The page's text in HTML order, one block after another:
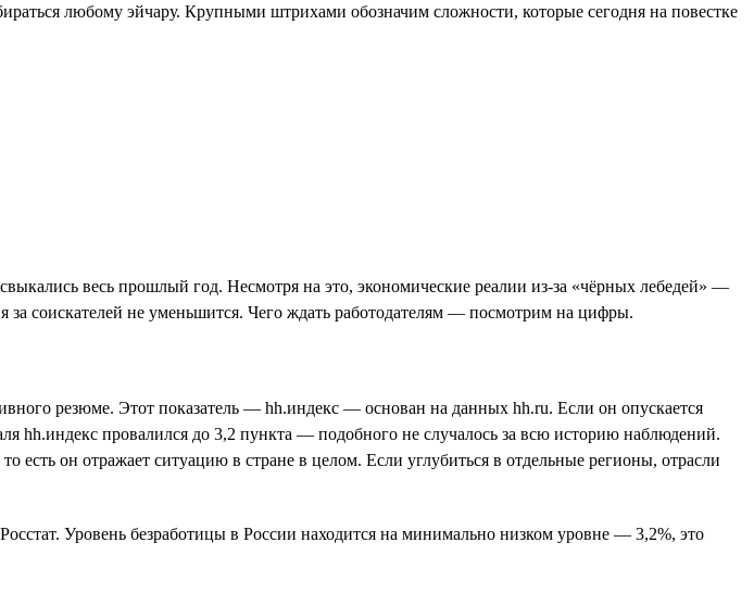
любому эйчару. Крупными штрихами обозначим сложности, которые сегодня на повестке
весь прошлый год. Несмотря на это, экономические реалии из-за «чёрных лебедей» —
соискателей не уменьшится. Чего ждать работодателям — посмотрим на цифры.
резюме. Этот показатель — hh.индекс — основан на данных hh.ru. Если он опускается
hh.индекс провалился до 3,2 пункта — подобного не случалось за всю историю наблюдений.
он отражает ситуацию в стране в целом. Если углубиться в отдельные регионы, отрасли
Уровень безработицы в России находится на минимально низком уровне — 3,2%, это